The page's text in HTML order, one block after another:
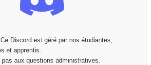
Discord est géré par nos étudiantes,
et apprentis.
pas aux questions administratives.